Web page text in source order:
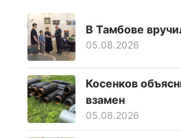
В Тамбове
05.08.2026
Косенков
взамен
05.08.2026